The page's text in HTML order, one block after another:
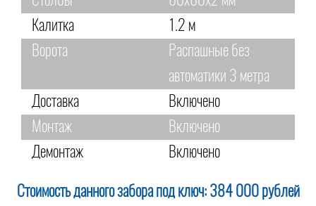
Калитка
1.2 м
Ворота
Распашные без
автоматики 3 метра
Доставка
Включено
Монтаж
Включено
Демонтаж
Включено
Стоимость данного забора под ключ: 384 000 рублей